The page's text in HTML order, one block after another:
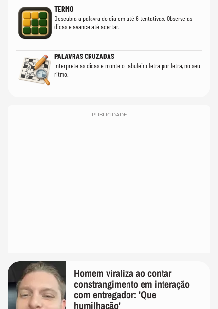
TERMO
Descubra a palavra do dia em até 6 tentativas. Observe as
dicas e avance até acertar.
PALAVRAS CRUZADAS
Interprete as dicas e monte o tabuleiro letra por letra, no seu
ritmo.
PUBLICIDADE
Homem viraliza ao contar
constrangimento em interação
com entregador: 'Que
humilhação'